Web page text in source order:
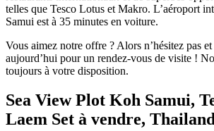
telles que Tesco Lotus et Makro. L’aéroport
Samui est à 35 minutes en voiture.
Vous aimez notre offre ? Alors n’hésitez pas
aujourd’hui pour un rendez-vous de visite !
toujours à votre disposition.
Sea View Plot Koh Samui,
Laem Set à vendre,